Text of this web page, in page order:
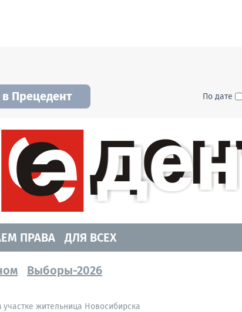
Прецедент По дате
ПРАВА ДЛЯ ВСЕХ
Выборы-2026
жительница Новосибирска